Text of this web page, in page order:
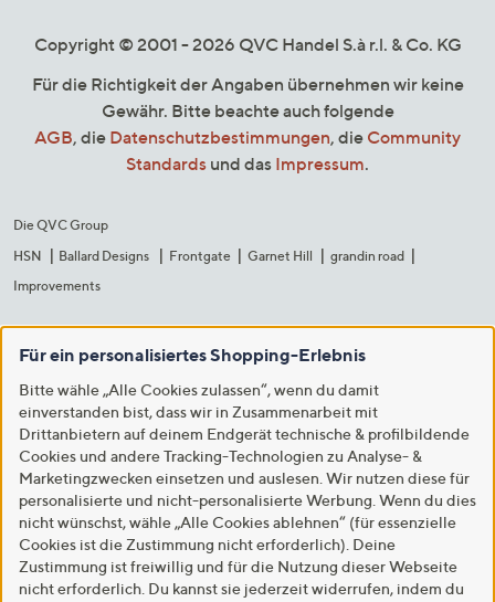
Copyright © 2001 - 2026 QVC Handel S.à r.l. & Co. KG
Für die Richtigkeit der Angaben übernehmen wir keine
Gewähr. Bitte beachte auch folgende
AGB, die Datenschutzbestimmungen, die Community
Standards und das Impressum.
Die QVC Group
HSN
Ballard Designs Frontgate Garnet Hill
grandin road
Improvements
Für ein personalisiertes Shopping-Erlebnis
Bitte wähle „Alle Cookies zulassen“, wenn du damit
einverstanden bist, dass wir in Zusammenarbeit mit
Drittanbietern auf deinem Endgerät technische & profilbildende
Cookies und andere Tracking-Technologien zu Analyse- &
Marketingzwecken einsetzen und auslesen. Wir nutzen diese für
personalisierte und nicht-personalisierte Werbung. Wenn du dies
nicht wünschst, wähle „Alle Cookies ablehnen“ (für essenzielle
Cookies ist die Zustimmung nicht erforderlich). Deine
Zustimmung ist freiwillig und für die Nutzung dieser Webseite
nicht erforderlich. Du kannst sie jederzeit widerrufen, indem du